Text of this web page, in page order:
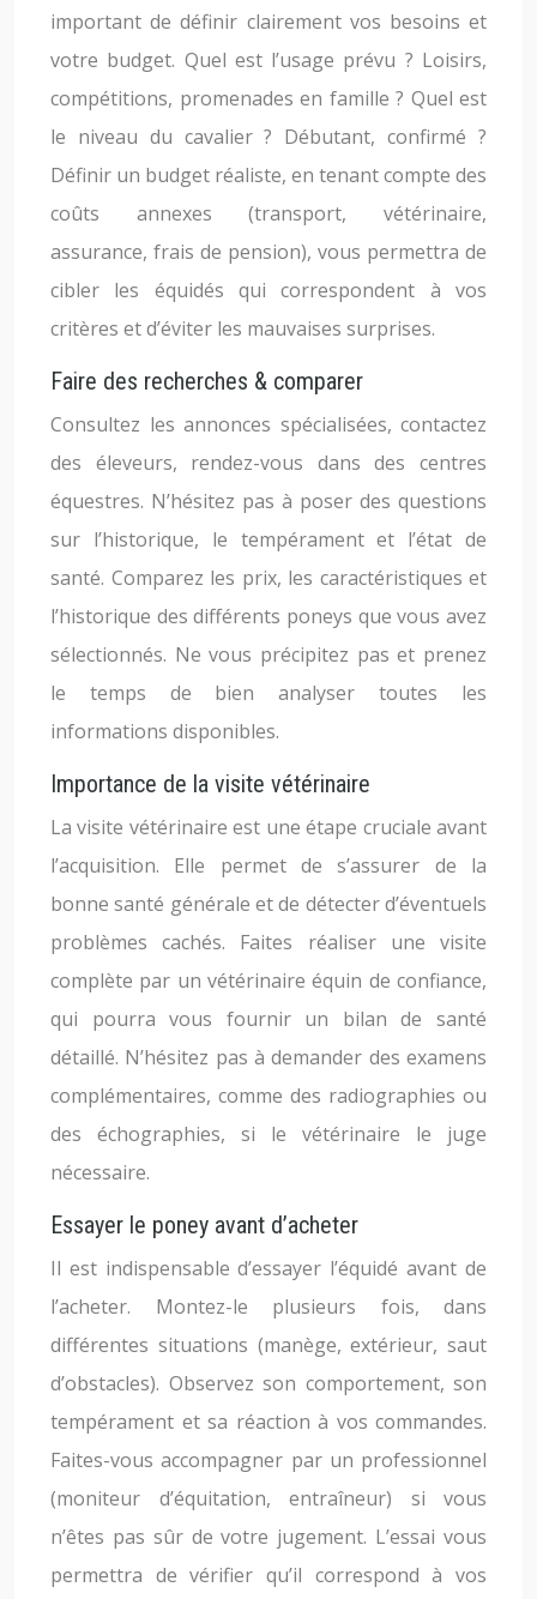
important de définir clairement vos besoins et
votre budget. Quel est l’usage prévu ? Loisirs,
compétitions, promenades en famille ? Quel est
le niveau du cavalier ? Débutant, confirmé ?
Définir un budget réaliste, en tenant compte des
coûts annexes (transport, vétérinaire,
assurance, frais de pension), vous permettra de
cibler les équidés qui correspondent à vos
critères et d’éviter les mauvaises surprises.
Faire des recherches & comparer
Consultez les annonces spécialisées, contactez
des éleveurs, rendez-vous dans des centres
équestres. N’hésitez pas à poser des questions
sur l’historique, le tempérament et l’état de
santé. Comparez les prix, les caractéristiques et
l’historique des différents poneys que vous avez
sélectionnés. Ne vous précipitez pas et prenez
le temps de bien analyser toutes les
informations disponibles.
Importance de la visite vétérinaire
La visite vétérinaire est une étape cruciale avant
l’acquisition. Elle permet de s’assurer de la
bonne santé générale et de détecter d’éventuels
problèmes cachés. Faites réaliser une visite
complète par un vétérinaire équin de confiance,
qui pourra vous fournir un bilan de santé
détaillé. N’hésitez pas à demander des examens
complémentaires, comme des radiographies ou
des échographies, si le vétérinaire le juge
nécessaire.
Essayer le poney avant d’acheter
Il est indispensable d’essayer l’équidé avant de
l’acheter. Montez-le plusieurs fois, dans
différentes situations (manège, extérieur, saut
d’obstacles). Observez son comportement, son
tempérament et sa réaction à vos commandes.
Faites-vous accompagner par un professionnel
(moniteur d’équitation, entraîneur) si vous
n’êtes pas sûr de votre jugement. L’essai vous
permettra de vérifier qu’il correspond à vos